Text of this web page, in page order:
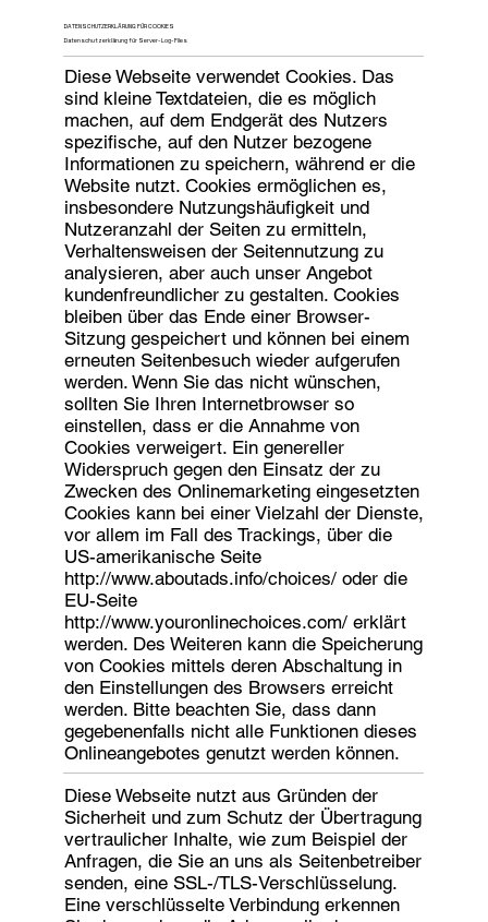
Datenschutzerklärung für Server-Log-Files
Diese Webseite verwendet Cookies. Das
sind kleine Textdateien, die es möglich
machen, auf dem Endgerät des Nutzers
spezifische, auf den Nutzer bezogene
Informationen zu speichern, während er die
Website nutzt. Cookies ermöglichen es,
insbesondere Nutzungshäufigkeit und
Nutzeranzahl der Seiten zu ermitteln,
Verhaltensweisen der Seitennutzung zu
analysieren, aber auch unser Angebot
kundenfreundlicher zu gestalten. Cookies
bleiben über das Ende einer Browser-
Sitzung gespeichert und können bei einem
erneuten Seitenbesuch wieder aufgerufen
werden. Wenn Sie das nicht wünschen,
sollten Sie Ihren Internetbrowser so
einstellen, dass er die Annahme von
Cookies verweigert. Ein genereller
Widerspruch gegen den Einsatz der zu
Zwecken des Onlinemarketing eingesetzten
Cookies kann bei einer Vielzahl der Dienste,
vor allem im Fall des Trackings, über die
US-amerikanische Seite
http://www.aboutads.info/choices/oder die
EU-Seite
http://www.youronlinechoices.com/erklärt
werden. Des Weiteren kann die Speicherung
von Cookies mittels deren Abschaltung in
den Einstellungen des Browsers erreicht
werden. Bitte beachten Sie, dass dann
gegebenenfalls nicht alle Funktionen dieses
Onlineangebotes genutzt werden können.
Diese Webseite nutzt aus Gründen der
Sicherheit und zum Schutz der Übertragung
vertraulicher Inhalte, wie zum Beispiel der
Anfragen, die Sie an uns als Seitenbetreiber
senden, eine SSL-/TLS-Verschlüsselung.
Eine verschlüsselte Verbindung erkennen
DATENSCHUTZERKLÄRUNG FÜR COOKIES